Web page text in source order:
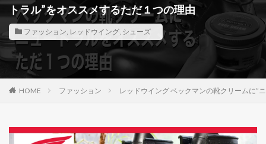
トラル”をオススメするただ１つの理由
ファッション, レッドウイング, シューズ
HOME ファッション レッドウイング ベックマンの靴クリームに”